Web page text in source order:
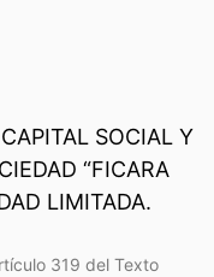
SOCIAL Y
“FICARA
LIMITADA.
319 del Texto